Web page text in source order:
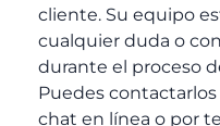
cliente. Su equipo
cualquier duda o
durante el proceso
Puedes
chat en línea o por